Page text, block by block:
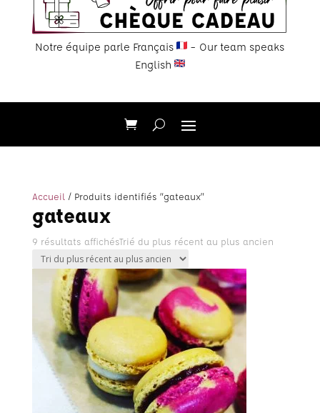
Notre équipe parle Français
– Our team speaks
English
Accueil / Produits identifiés “gateaux”
gateaux
9 résultats affichésTrié du plus récent au plus ancien